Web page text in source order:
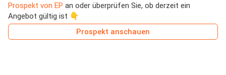
Prospekt von EP an oder überprüfen Sie, ob derzeit ein
Angebot gültig ist 👇
Prospekt anschauen